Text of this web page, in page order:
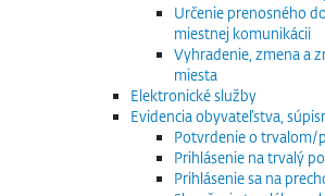
Určenie prenosného
miestnej komunikácii
Vyhradenie, zmena a
miesta
Elektronické služby
Evidencia obyvateľstva,
Potvrdenie o trvalom/
Prihlásenie na trvalý
Prihlásenie sa na